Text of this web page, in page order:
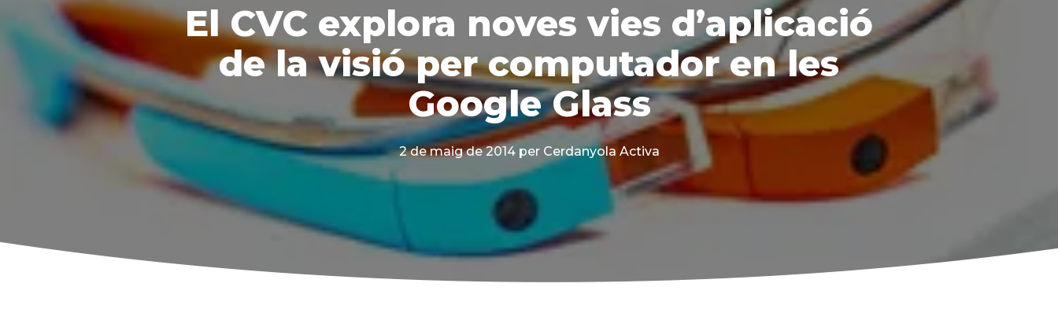
El CVC explora noves vies d’aplicació
de la visió per computador en les
Google Glass
2 de maig de 2014 per Cerdanyola Activa